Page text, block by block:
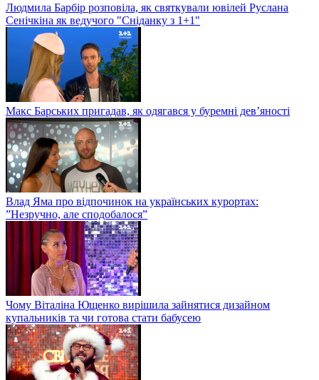
Людмила Барбір розповіла, як святкували ювілей Руслана
Сенічкіна як ведучого "Сніданку з 1+1"
Макс Барських пригадав, як одягався у буремні дев’яності
Влад Яма про відпочинок на українських курортах:
”Незручно, але сподобалося”
Чому Віталіна Ющенко вирішила зайнятися дизайном
купальників та чи готова стати бабусею